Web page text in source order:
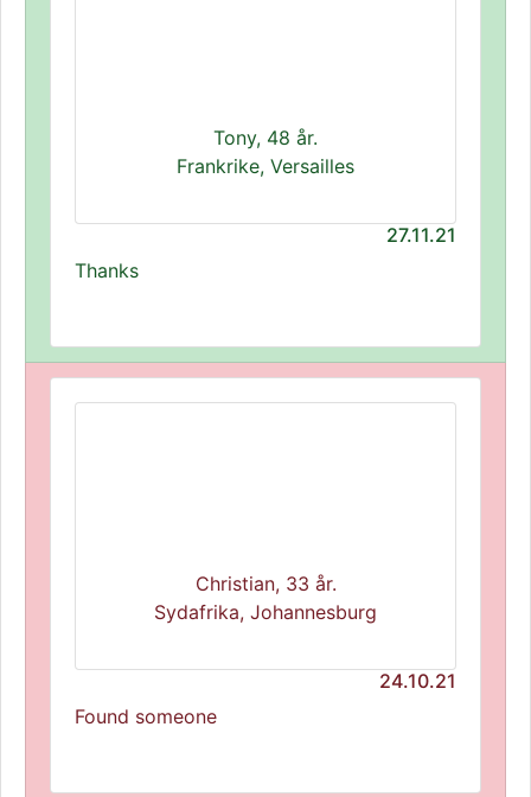
Tony, 48 år.
Frankrike, Versailles
27.11.21
Thanks
Christian, 33 år.
Sydafrika, Johannesburg
24.10.21
Found someone